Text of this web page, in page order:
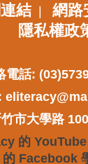
結| 網路
隱私權政
電話:
市大學路